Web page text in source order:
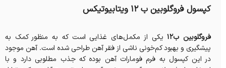
کپسول فروگلوبین ب ۱۲ ویتابیوتیکس
فروگلوبین ب12 یکی از مکمل‌های غذایی است که به منظور کمک به
پیشگیری و بهبود کم‌خونی ناشی از فقر آهن طراحی شده است. آهن موجود
در این کپسول به فرم فومارات آهن بوده که جذب مطلوبی دارد و با